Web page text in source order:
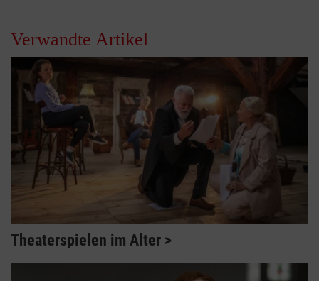
Verwandte Artikel
Theaterspielen im Alter